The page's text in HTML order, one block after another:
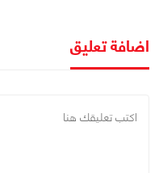
اضافة تعليق